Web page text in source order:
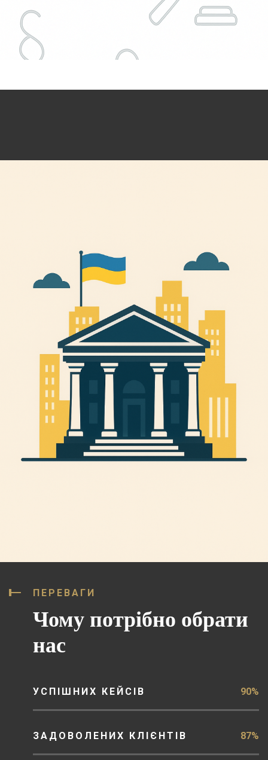
ПЕРЕВАГИ
Чому потрібно обрати
нас
УСПІШНИХ КЕЙСІВ 90%
ЗАДОВОЛЕНИХ КЛІЄНТІВ 87%